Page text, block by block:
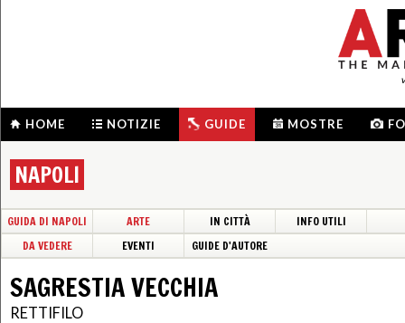
HOME NOTIZIE GUIDE MOSTRE
NAPOLI
GUIDA DI NAPOLI ARTE IN CITTÀ
INFO UTILI
DA VEDERE
EVENTI GUIDE D'AUTORE
SAGRESTIA VECCHIA
RETTIFILO